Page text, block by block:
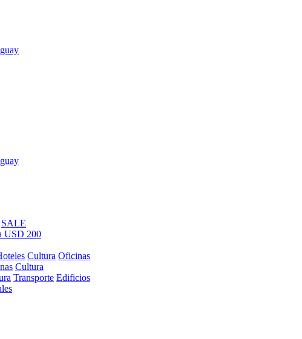
SALE
USD 200
Cultura Oficinas
Cultura
Transporte Edificios